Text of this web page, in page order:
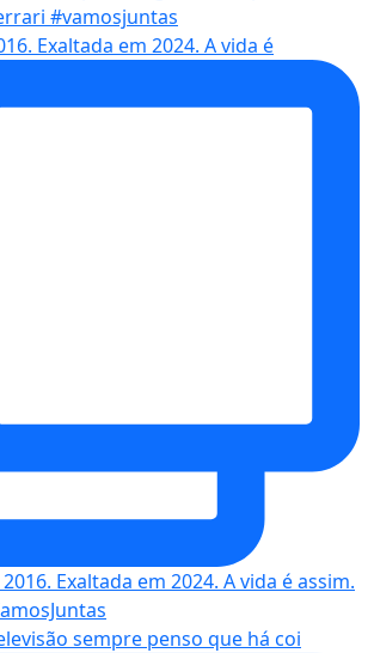
Exaltada em 2024. A vida é
sempre penso que há coi